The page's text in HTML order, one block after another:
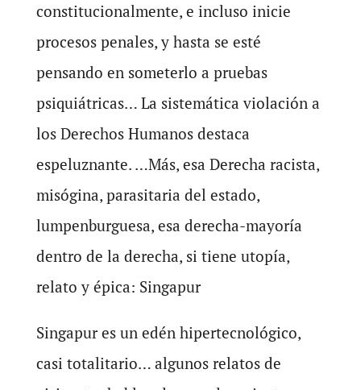
constitucionalmente, e incluso inicie
procesos penales, y hasta se esté
pensando en someterlo a pruebas
psiquiátricas… La sistemática violación a
los Derechos Humanos destaca
espeluznante. …Más, esa Derecha racista,
misógina, parasitaria del estado,
lumpenburguesa, esa derecha-mayoría
dentro de la derecha, si tiene utopía,
relato y épica: Singapur
Singapur es un edén hipertecnológico,
casi totalitario… algunos relatos de